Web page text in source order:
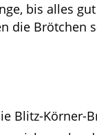
bis alles
die Brötchen
Blitz-Körner-